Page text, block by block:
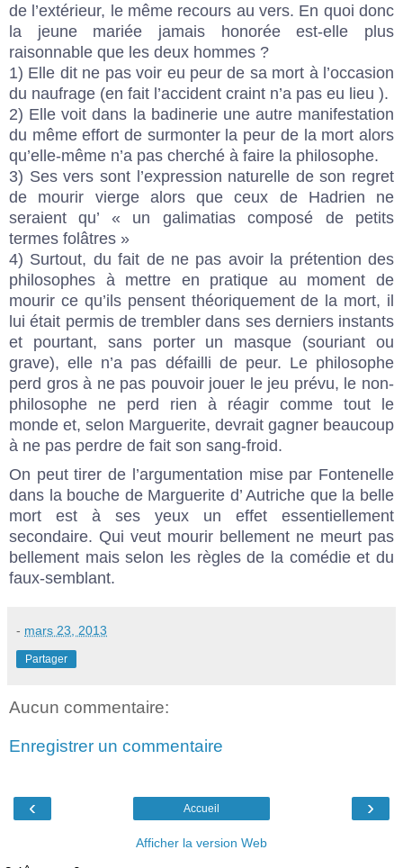
de l’extérieur, le même recours au vers. En quoi donc
la jeune mariée jamais honorée est-elle plus
raisonnable que les deux hommes ?
1) Elle dit ne pas voir eu peur de sa mort à l’occasion
du naufrage (en fait l’accident craint n’a pas eu lieu ).
2) Elle voit dans la badinerie une autre manifestation
du même effort de surmonter la peur de la mort alors
qu’elle-même n’a pas cherché à faire la philosophe.
3) Ses vers sont l’expression naturelle de son regret
de mourir vierge alors que ceux de Hadrien ne
seraient qu’ « un galimatias composé de petits
termes folâtres »
4) Surtout, du fait de ne pas avoir la prétention des
philosophes à mettre en pratique au moment de
mourir ce qu’ils pensent théoriquement de la mort, il
lui était permis de trembler dans ses derniers instants
et pourtant, sans porter un masque (souriant ou
grave), elle n’a pas défailli de peur. Le philosophe
perd gros à ne pas pouvoir jouer le jeu prévu, le non-
philosophe ne perd rien à réagir comme tout le
monde et, selon Marguerite, devrait gagner beaucoup
à ne pas perdre de fait son sang-froid.
On peut tirer de l’argumentation mise par Fontenelle
dans la bouche de Marguerite d’ Autriche que la belle
mort est à ses yeux un effet essentiellement
secondaire. Qui veut mourir bellement ne meurt pas
bellement mais selon les règles de la comédie et du
faux-semblant.
- mars 23, 2013
Partager
Aucun commentaire:
Enregistrer un commentaire
‹ ›
Accueil
Afficher la version Web